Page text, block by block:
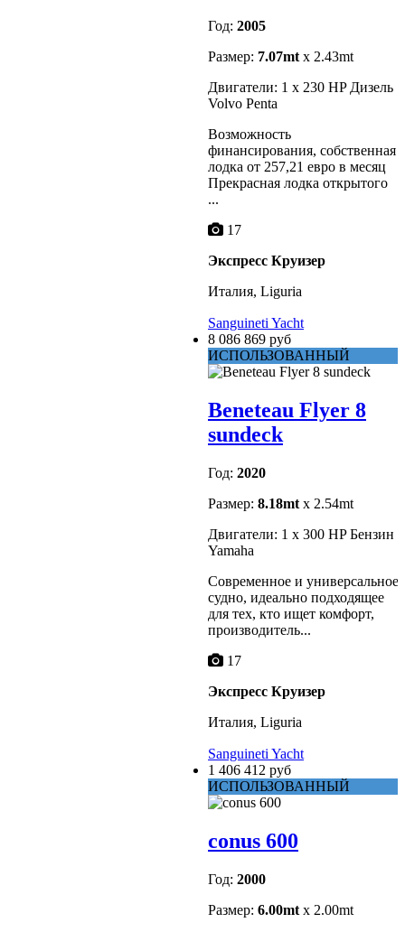
Год: 2005
Размер: 7.07mt x 2.43mt
Двигатели: 1 x 230 HP Дизель
Volvo Penta
Возможность
финансирования, собственная
лодка от 257,21 евро в месяц
Прекрасная лодка открытого
...
17
Экспресс Круизер
Италия, Liguria
Sanguineti Yacht
8 086 869 руб
ИСПОЛЬЗОВАННЫЙ
Beneteau Flyer 8
sundeck
Год: 2020
Размер: 8.18mt x 2.54mt
Двигатели: 1 x 300 HP Бензин
Yamaha
Современное и универсальное
судно, идеально подходящее
для тех, кто ищет комфорт,
производитель...
17
Экспресс Круизер
Италия, Liguria
Sanguineti Yacht
1 406 412 руб
ИСПОЛЬЗОВАННЫЙ
conus 600
Год: 2000
Размер: 6.00mt x 2.00mt